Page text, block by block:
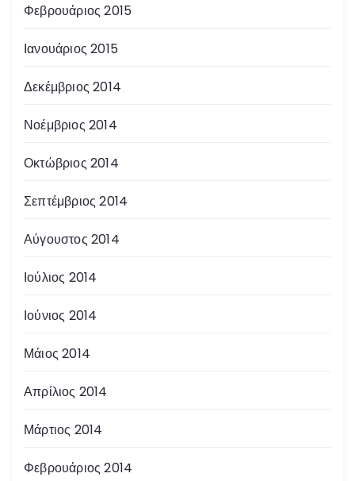
Φεβρουάριος 2015
Ιανουάριος 2015
Δεκέμβριος 2014
Νοέμβριος 2014
Οκτώβριος 2014
Σεπτέμβριος 2014
Αύγουστος 2014
Ιούλιος 2014
Ιούνιος 2014
Μάιος 2014
Απρίλιος 2014
Μάρτιος 2014
Φεβρουάριος 2014